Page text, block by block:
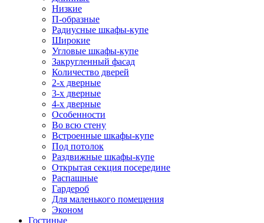
Низкие
П-образные
Радиусные шкафы-купе
Широкие
Угловые шкафы-купе
Закругленный фасад
Количество дверей
2-х дверные
3-х дверные
4-х дверные
Особенности
Во всю стену
Встроенные шкафы-купе
Под потолок
Раздвижные шкафы-купе
Открытая секция посередине
Распашные
Гардероб
Для маленького помещения
Эконом
Гостиные